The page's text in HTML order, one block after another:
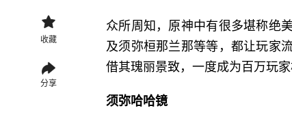
收藏
分享
众所周知，原神中有很多堪称绝
及须弥桓那兰那等等，都让玩家
借其瑰丽景致，一度成为百万玩
须弥哈哈镜